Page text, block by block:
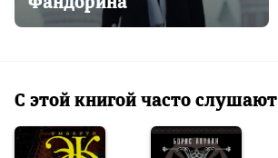
Фандорина
С этой книгой часто слушают